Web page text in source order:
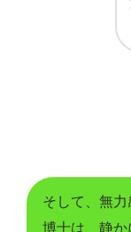
そして、無
博士は、静か